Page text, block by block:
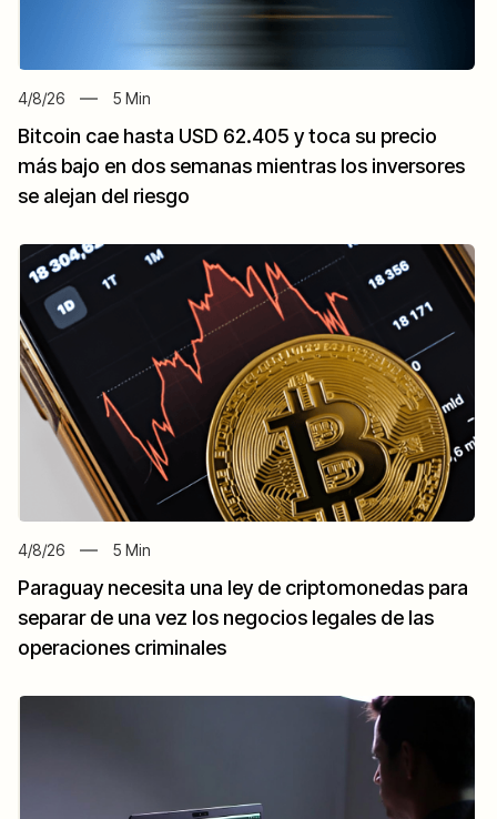
4/8/26 5 Min
Bitcoin cae hasta USD 62.405 y toca su precio
más bajo en dos semanas mientras los inversores
se alejan del riesgo
4/8/26 5 Min
Paraguay necesita una ley de criptomonedas para
separar de una vez los negocios legales de las
operaciones criminales